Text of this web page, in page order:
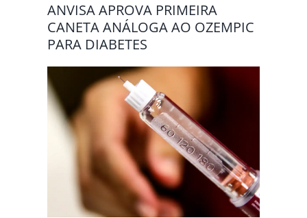
ANVISA APROVA PRIMEIRA
CANETA ANÁLOGA AO OZEMPIC
PARA DIABETES